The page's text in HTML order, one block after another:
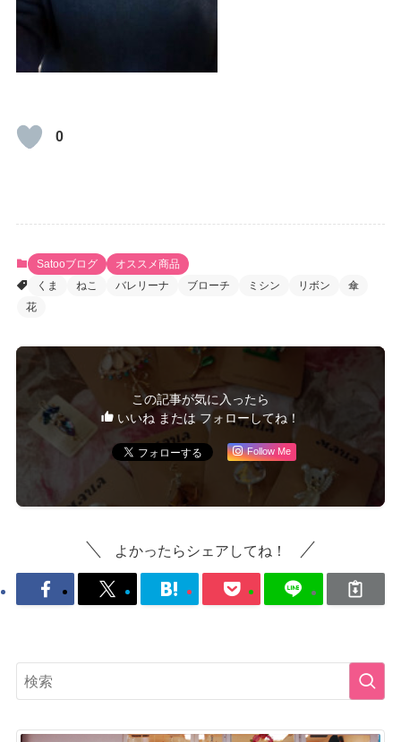
0
Satooブログ
オススメ商品
くま
ねこ バレリーナ ブローチ ミシン リボン
傘
花
この記事が気に入ったら
いいね または フォローしてね！
Follow Me
よかったらシェアしてね！